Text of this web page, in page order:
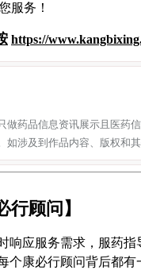
服务！
https://
做药品信息资讯展示且医药
涉及到作品内容、版权和
行顾问】
响应服务需求，服药
个康必行顾问背后都有